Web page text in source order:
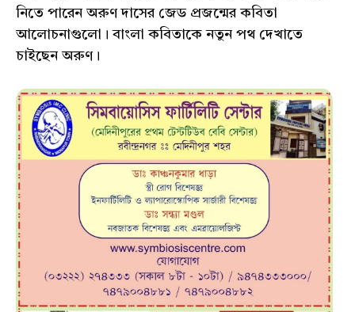
নিতে পারেন অরুণ দাসের জেড প্রজন্মের কবিতা
আলোচনাগুলো। বাংলা কবিতাকে নতুন পথ দেখাতে
চাইছেন অরুণ।